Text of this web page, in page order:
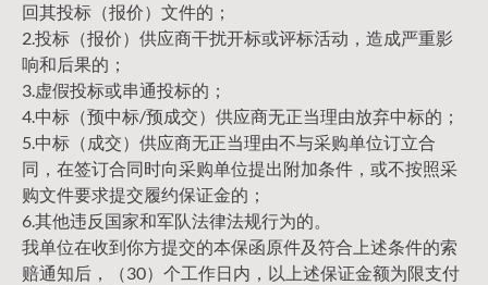
回其投标（报价）文件的；
2.投标（报价）供应商干扰开标或评标活动，造成严重影
响和后果的；
3.虚假投标或串通投标的；
4.中标（预中标/预成交）供应商无正当理由放弃中标的；
5.中标（成交）供应商无正当理由不与采购单位订立合
同，在签订合同时向采购单位提出附加条件，或不按照采
购文件要求提交履约保证金的；
6.其他违反国家和军队法律法规行为的。
我单位在收到你方提交的本保函原件及符合上述条件的索
赔通知后，（30）个工作日内，以上述保证金额为限支付